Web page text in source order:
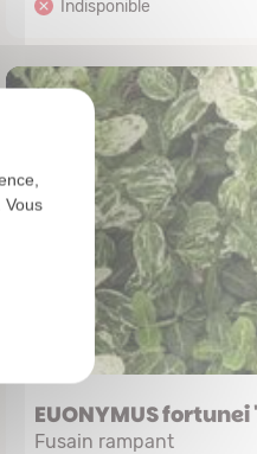
EUONYMUS
Fusain rampant
Vous